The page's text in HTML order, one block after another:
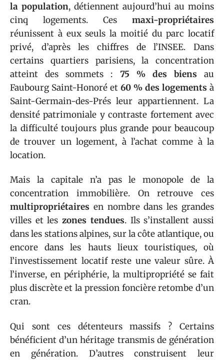
la population, détiennent aujourd’hui au moins
cinq logements. Ces maxi-propriétaires
réunissent à eux seuls la moitié du parc locatif
privé, d’après les chiffres de l’INSEE. Dans
certains quartiers parisiens, la concentration
atteint des sommets : 75 % des biens au
Faubourg Saint-Honoré et 60 % des logements à
Saint-Germain-des-Prés leur appartiennent. La
densité patrimoniale y contraste fortement avec
la difficulté toujours plus grande pour beaucoup
de trouver un logement, à l’achat comme à la
location.
Mais la capitale n’a pas le monopole de la
concentration immobilière. On retrouve ces
multipropriétaires en nombre dans les grandes
villes et leszones tendues. Ils s’installent aussi
dans les stations alpines, sur la côte atlantique, ou
encore dans les hauts lieux touristiques, où
l’investissement locatif reste une valeur sûre. À
l’inverse, en périphérie, la multipropriété se fait
plus discrète et la pression foncière retombe d’un
cran.
Qui sont ces détenteurs massifs ? Certains
bénéficient d’un héritage transmis de génération
en génération. D’autres construisent leur